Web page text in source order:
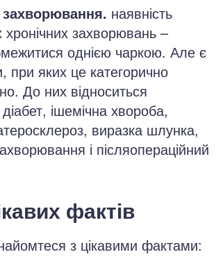
захворювання. наявність
хронічних захворювань –
однією чаркою. Але є
при яких це категорично
До них відноситься
ішемічна хвороба,
виразка шлунка,
і післяопераційний
фактів
з цікавими фактами: